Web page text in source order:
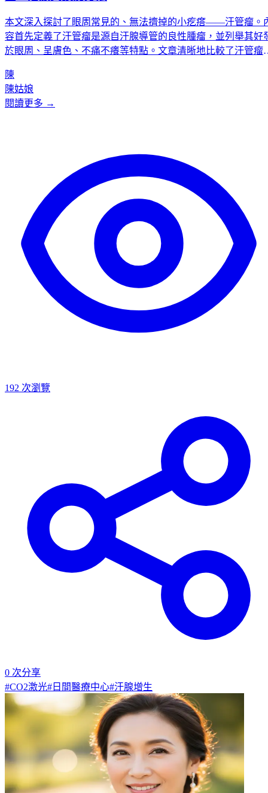
本文深入探討了眼周常見的、無法擠掉的小疙瘩——汗管瘤。
容首先定義了汗管瘤是源自汗腺導管的良性腫瘤，並列舉其好
於眼周、呈膚色、不痛不癢等特點。文章清晰地比較了汗管瘤
不理可能擴散並影響眼部外觀。文中介紹了激光、電灼等專業
美治療方法，並強烈建議切勿自行擠壓。最後，推薦Kcentric作
為專業、安全的治療選擇，突出其在醫療級無菌環境中由經驗
陳
陳姑娘
閱讀更多 →
192 次瀏覽
0 次分享
#CO2激光# 日間醫療中心#汗腺增生